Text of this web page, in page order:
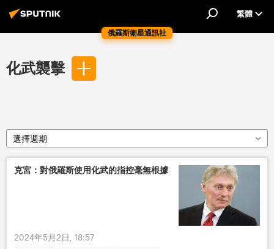
俄羅斯衛星通訊社
繁體
化武襲擊
選擇週期
克宮：對俄羅斯使用化武的指控毫無根據
2024年5月2日, 18:57